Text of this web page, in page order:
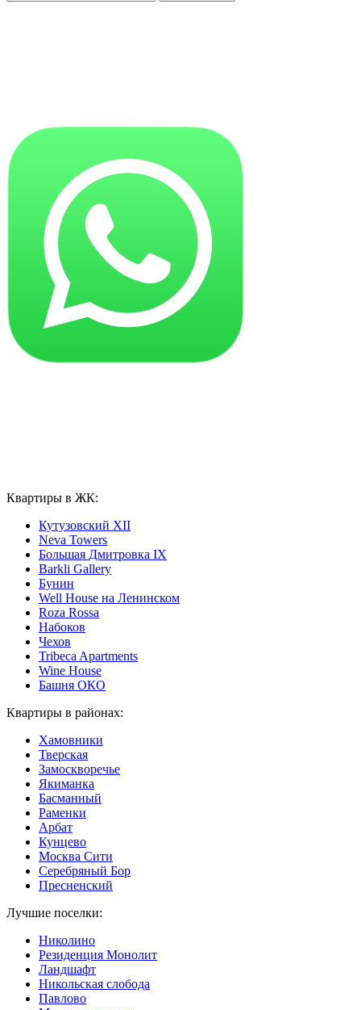
Квартиры в ЖК:
Кутузовский XII
Neva Towers
Большая Дмитровка IX
Barkli Gallery
Бунин
Well House на Ленинском
Roza Rossa
Набоков
Чехов
Tribeca Apartments
Wine House
Башня ОКО
Квартиры в районах:
Хамовники
Тверская
Замоскворечье
Якиманка
Басманный
Раменки
Арбат
Кунцево
Москва Сити
Серебряный Бор
Пресненский
Лучшие поселки:
Николино
Резиденция Монолит
Ландшафт
Никольская слобода
Павлово